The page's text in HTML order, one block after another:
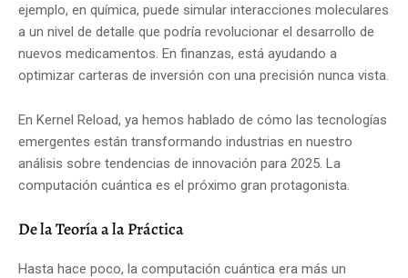
ejemplo, en química, puede simular interacciones moleculares
a un nivel de detalle que podría revolucionar el desarrollo de
nuevos medicamentos. En finanzas, está ayudando a
optimizar carteras de inversión con una precisión nunca vista.
En Kernel Reload, ya hemos hablado de cómo las tecnologías
emergentes están transformando industrias en nuestro
análisis sobre tendencias de innovación para 2025. La
computación cuántica es el próximo gran protagonista.
De la Teoría a la Práctica
Hasta hace poco, la computación cuántica era más un